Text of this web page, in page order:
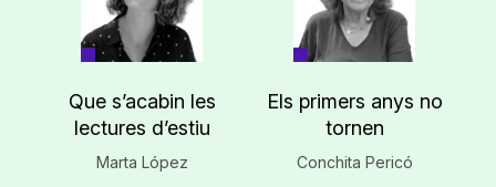
Que s’acabin les
lectures d’estiu
Marta López
Els primers anys no
tornen
Conchita Pericó